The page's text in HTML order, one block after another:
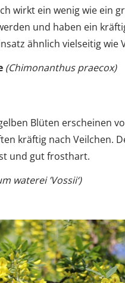
wirkt ein wenig wie ein
und haben ein
ähnlich vielseitig wie
(Chimonanthus praecox)
Blüten erscheinen
kräftig nach Veilchen.
und gut frosthart.
waterei ’Vossii‘)